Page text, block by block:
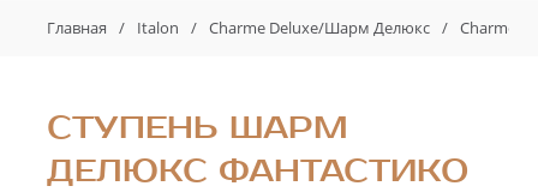
Главная / Italon / Charme Deluxe/Шарм Делюкс / Charme
СТУПЕНЬ ШАРМ
ДЕЛЮКС ФАНТАСТИКО